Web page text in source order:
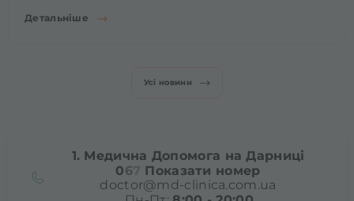
Детальніше
Усі новини
1. Медична Допомога на Дарниці
06
Показати номер
doctor@md-clinica.com.ua